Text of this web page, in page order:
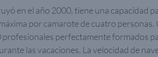
en el año 2000, tiene una capacidad
por camarote de cuatro personas.
perfectamente formados
las vacaciones. La velocidad de